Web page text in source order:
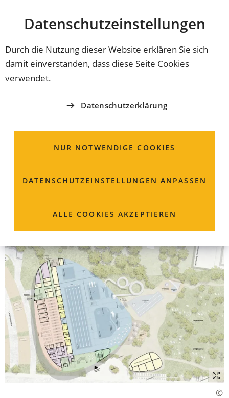
Datenschutz­einstellungen
Durch die Nutzung dieser Website erklären Sie sich
damit einverstanden, dass diese Seite Cookies
verwendet.
Datenschutzerklärung
NUR NOTWENDIGE COOKIES
DATENSCHUTZ­EINSTELLUNGEN ANPASSEN
ALLE COOKIES AKZEPTIEREN
INHALT ANSPRINGEN
Coburg
Aquaria auf den Weg
Das Aquaria ist am Ende seiner Lebensdauer. Nun hat
neuen Erlebnisbads beginnen können. Damit wird ein